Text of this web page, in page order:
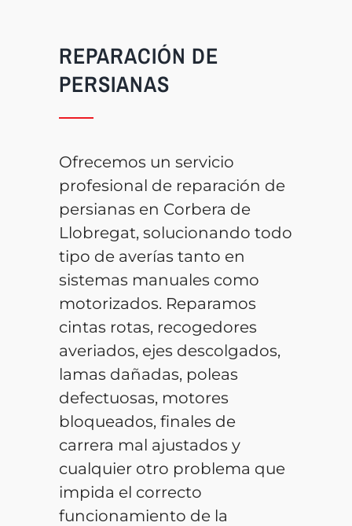
REPARACIÓN DE
PERSIANAS
Ofrecemos un servicio
profesional de reparación de
persianas en Corbera de
Llobregat, solucionando todo
tipo de averías tanto en
sistemas manuales como
motorizados. Reparamos
cintas rotas, recogedores
averiados, ejes descolgados,
lamas dañadas, poleas
defectuosas, motores
bloqueados, finales de
carrera mal ajustados y
cualquier otro problema que
impida el correcto
funcionamiento de la